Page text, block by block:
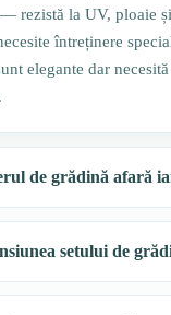
rezistă la UV, ploaie
întreținere
elegante dar
de grădină afară
setului de